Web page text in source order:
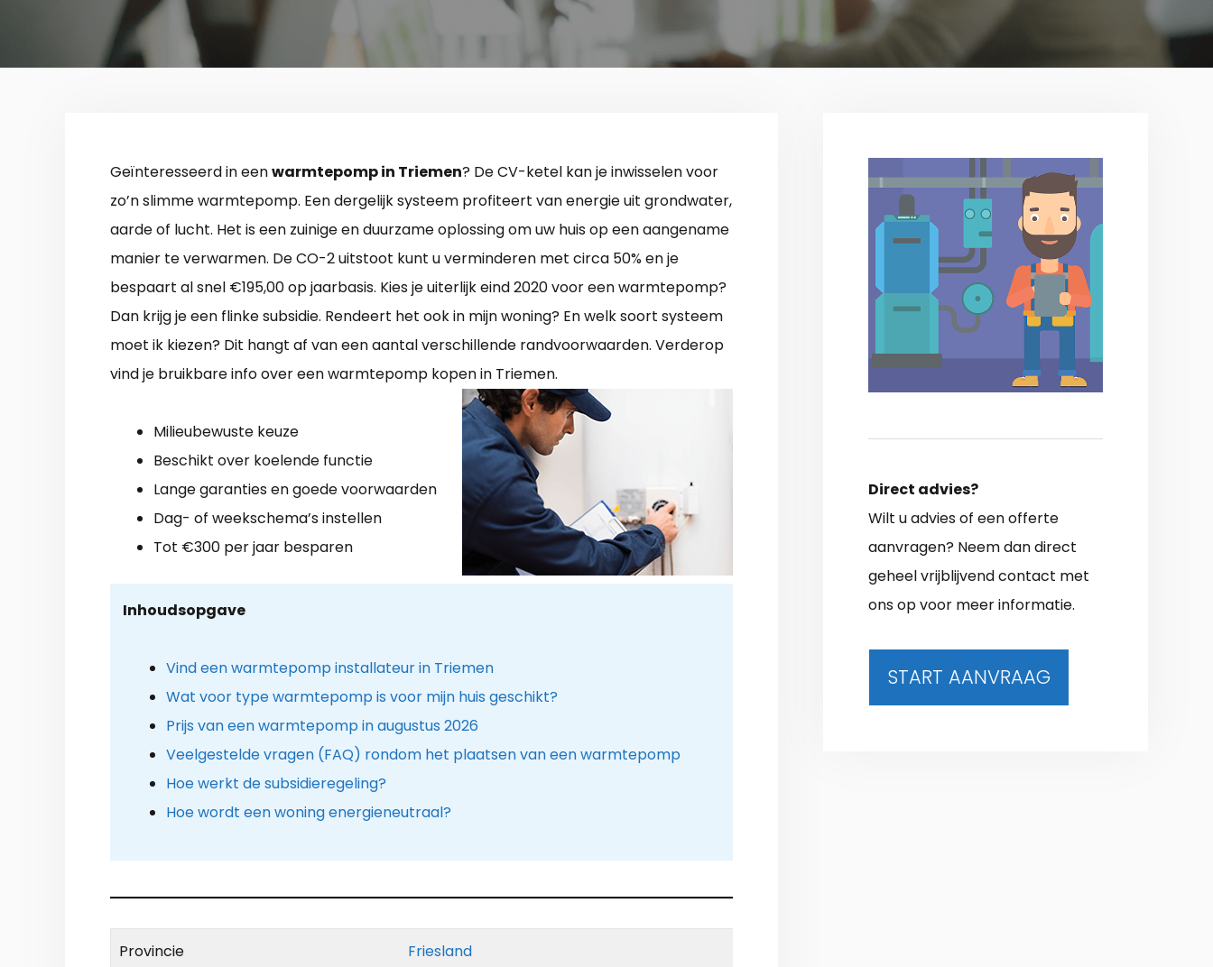
Geïnteresseerd in eenwarmtepomp in Triemen? De CV-ketel kan je inwisselen voor
zo’n slimme warmtepomp. Een dergelijk systeem profiteert van energie uit grondwater,
aarde of lucht. Het is een zuinige en duurzame oplossing om uw huis op een aangename
manier te verwarmen. De CO-2 uitstoot kunt u verminderen met circa 50% en je
bespaart al snel €195,00 op jaarbasis. Kies je uiterlijk eind 2020 voor een warmtepomp?
Dan krijg je een flinke subsidie. Rendeert het ook in mijn woning? En welk soort systeem
moet ik kiezen? Dit hangt af van een aantal verschillende randvoorwaarden. Verderop
vind je bruikbare info over een warmtepomp kopen in Triemen.
Milieubewuste keuze
Beschikt over koelende functie
Lange garanties en goede voorwaarden
Dag- of weekschema’s instellen
Tot €300 per jaar besparen
Inhoudsopgave
Vind een warmtepomp installateur in Triemen
Wat voor type warmtepomp is voor mijn huis geschikt?
Prijs van een warmtepomp in augustus 2026
Veelgestelde vragen (FAQ) rondom het plaatsen van een warmtepomp
Hoe werkt de subsidieregeling?
Hoe wordt een woning energieneutraal?
Provincie Friesland
Direct advies?
Wilt u advies of een offerte
aanvragen? Neem dan direct
geheel vrijblijvend contact met
ons op voor meer informatie.
START AANVRAAG